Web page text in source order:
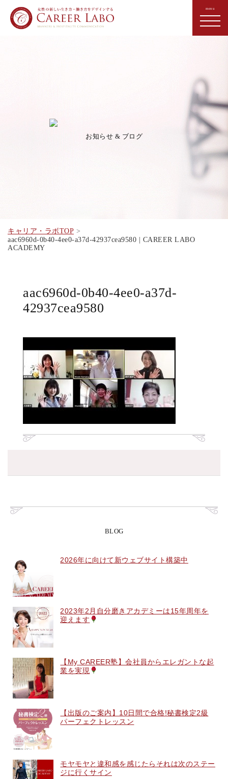
お知らせ & ブログ
キャリア・ラボTOP
aac6960d-0b40-4ee0-a37d-42937cea9580 | CAREER LABO
ACADEMY
aac6960d-0b40-4ee0-a37d-
42937cea9580
BLOG
2026年に向けて新ウェブサイト構築中
2023年2月自分磨きアカデミーは15年周年を
迎えます
【My CAREER塾】会社員からエレガントな起
業を実現
【出版のご案内】10日間で合格!秘書検定2級
パーフェクトレッスン
モヤモヤと違和感を感じたらそれは次のステー
ジに行くサイン